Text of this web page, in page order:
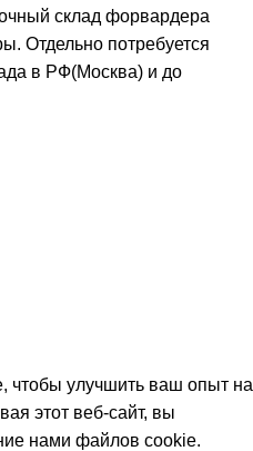
склад форвардера
Отдельно потребуется
в РФ(Москва) и до
улучшить ваш опыт на
этот веб-сайт, вы
нами файлов cookie.